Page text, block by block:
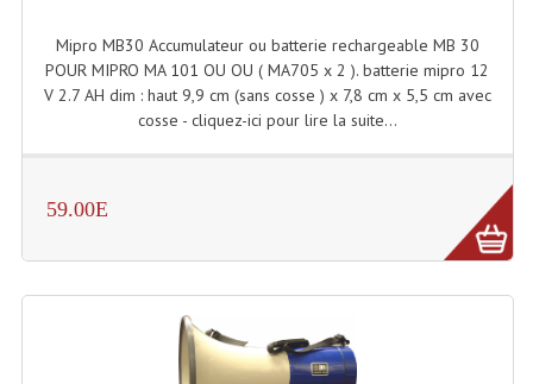
Structures
Structures Carrées
Flight-Case (s) Et Accessoires
Flight Case Plasma Et Écran LCD
Flight Case Régie
Mipro MB30 Accumulateur ou batterie rechargeable MB 30
POUR MIPRO MA 101 OU OU ( MA705 x 2 ). batterie mipro 12
V 2.7 AH dim : haut 9,9 cm (sans cosse ) x 7,8 cm x 5,5 cm avec
cosse - cliquez-ici pour lire la suite...
59.00E